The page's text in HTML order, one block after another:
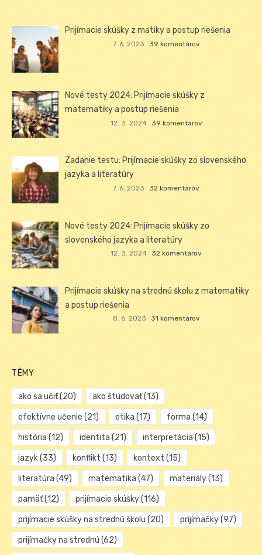
Prijímacie skúšky z matiky a postup riešenia
7. 6. 2023 39 komentárov
Nové testy 2024: Prijímacie skúšky z
matematiky a postup riešenia
12. 3. 2024 39 komentárov
Zadanie testu: Prijímacie skúšky zo slovenského
jazyka a literatúry
7. 6. 2023 32 komentárov
Nové testy 2024: Prijímacie skúšky zo
slovenského jazyka a literatúry
12. 3. 2024 32 komentárov
Prijímacie skúšky na strednú školu z matematiky
a postup riešenia
8. 6. 2023 31 komentárov
TÉMY
ako sa učiť(20) ako študovať(13)
efektívne učenie (21) etika (17) forma (14)
história (12) identita (21) interpretácia (15)
jazyk(33) konflikt (13) kontext (15)
literatúra (49) matematika (47) materiály(13)
pamäť(12) prijímacie skúšky(116)
prijímacie skúšky na strednú školu (20) prijímačky(97)
prijímačky na strednú (62)